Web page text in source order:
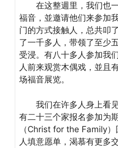
在这整週里，我们也一
福音，並邀请他们来参加
门的方式接触人，总共叩
了一千多人， 带领了至少
受浸。有八十多人参加我
人前来观赏木偶戏，並且
场福音展览。
我们在许多人身上看见
有二十三个家报名参加为
（Christ for the Family
人填意愿单，渴慕有更多